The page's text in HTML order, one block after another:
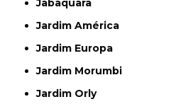
Jabaquara
Jardim América
Jardim Europa
Jardim Morumbi
Jardim Orly